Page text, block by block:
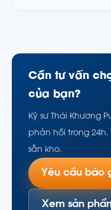
Cần tư vấn
của bạn?
Kỹ sư Thái Khương
phản hồi trong 24h.
sẵn kho.
Yêu cầu báo
Xem sản